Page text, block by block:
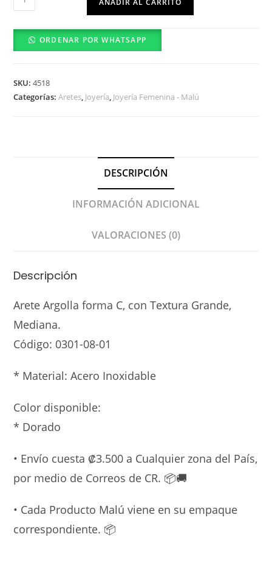
0301-
ORDENAR POR WHATSAPP
SKU:4518
Categorías:Aretes, Joyería, Joyería Femenina - Malú
DESCRIPCIÓN
INFORMACIÓN ADICIONAL
VALORACIONES (0)
Descripción
Arete Argolla forma C, con Textura Grande,
Mediana.
Código: 0301-08-01
* Material: Acero Inoxidable
Color disponible:
* Dorado
• Envío cuesta ₡3.500 a Cualquier zona del País,
por medio de Correos de CR. 📦🚚
• Cada Producto Malú viene en su empaque
correspondiente. 📦